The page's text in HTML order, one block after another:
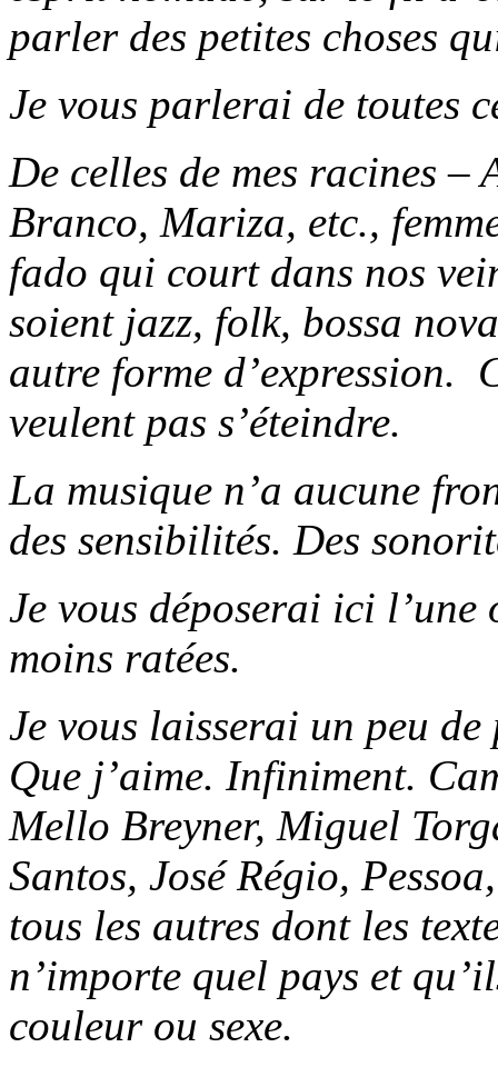
parler des petites choses
Je vous parlerai de toutes
De celles de mes racines
Branco, Mariza, etc.,
fado qui court dans nos
soient jazz, folk, bossa
autre forme d’expression.
veulent pas s’éteindre.
La musique n’a aucune
des sensibilités. Des
Je vous déposerai ici l’une
moins ratées.
Je vous laisserai un peu
Que j’aime. Infiniment.
Mello Breyner, Miguel
Santos, José Régio,
tous les autres dont les
n’importe quel pays et
couleur ou sexe.